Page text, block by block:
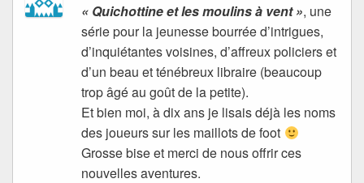
« Quichottine et les moulins à vent », une
série pour la jeunesse bourrée d’intrigues,
d’inquiétantes voisines, d’affreux policiers et
d’un beau et ténébreux libraire (beaucoup
trop âgé au goût de la petite).
Et bien moi, à dix ans je lisais déjà les noms
des joueurs sur les maillots de foot
Grosse bise et merci de nous offrir ces
nouvelles aventures.